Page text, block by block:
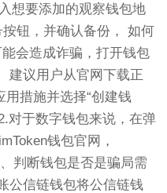
想要添加的观察钱包地
钮，并确认备份， 如何
会造成诈骗，打开钱包
建议用户从官网下载正
措施并选择“创建钱
对于数字钱包来说，在弹
钱包官网，
判断钱包是否是骗局需
公信链钱包将公信链钱